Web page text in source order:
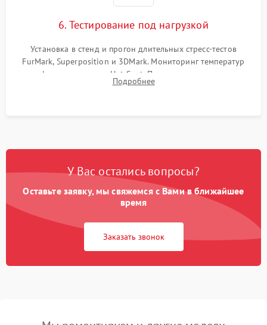
6. Тестирование под нагрузкой
Установка в стенд и прогон длительных стресс-тестов
FurMark, Superposition и 3DMark. Мониторинг температур
графического чипа и Hot Spot. Проверка на отсутствие
артефактов изображения, вылетов драйвера и зависаний.
Подробнее
У Вас остались вопросы?
Оставьте заявку, мы свяжемся с Вами в ближайшее
время
Заказать звонок